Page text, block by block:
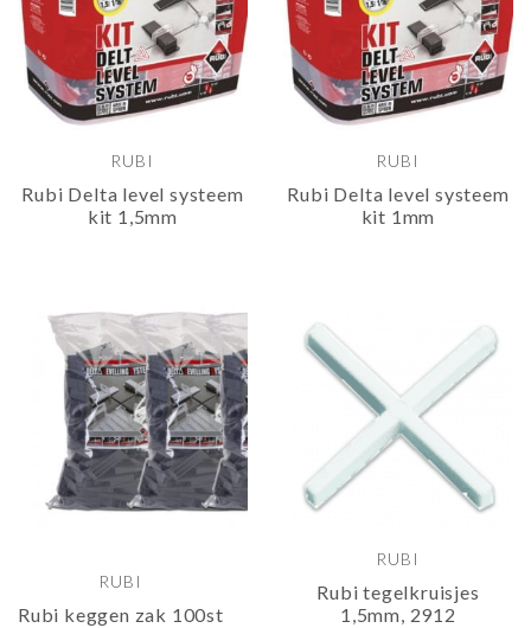
RUBI
Rubi Delta level systeem
kit 1,5mm
RUBI
Rubi Delta level systeem
kit 1mm
RUBI
Rubi keggen zak 100st
RUBI
Rubi tegelkruisjes
1,5mm, 2912